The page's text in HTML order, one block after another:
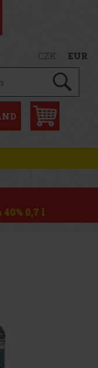
CZK EUR
0,7 l